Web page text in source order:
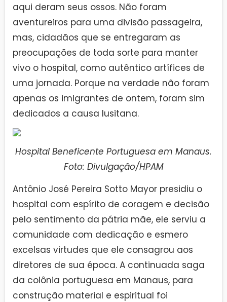
aqui deram seus ossos. Não foram
aventureiros para uma divisão passageira,
mas, cidadãos que se entregaram as
preocupações de toda sorte para manter
vivo o hospital, como autêntico artífices de
uma jornada. Porque na verdade não foram
apenas os imigrantes de ontem, foram sim
dedicados a causa lusitana.
Hospital Beneficente Portuguesa em Manaus.
Foto: Divulgação/HPAM
Antônio José Pereira Sotto Mayor presidiu o
hospital com espírito de coragem e decisão
pelo sentimento da pátria mãe, ele serviu a
comunidade com dedicação e esmero
excelsas virtudes que ele consagrou aos
diretores de sua época. A continuada saga
da colônia portuguesa em Manaus, para
construção material e espiritual foi